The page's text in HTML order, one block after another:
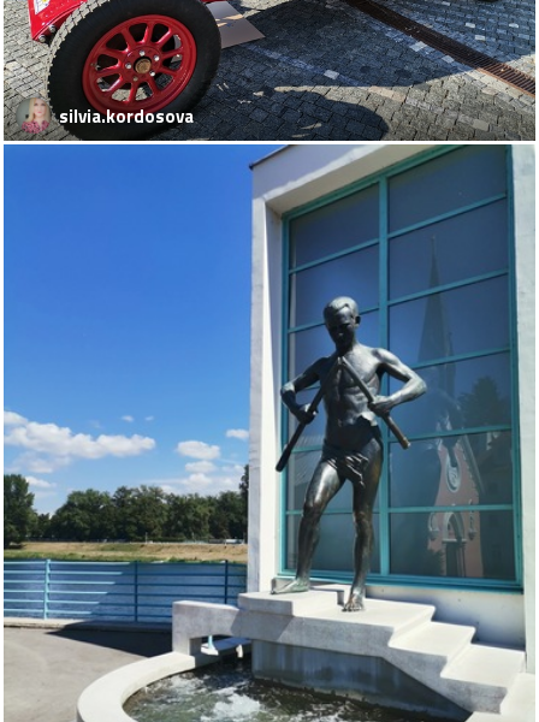
silvia.kordosova